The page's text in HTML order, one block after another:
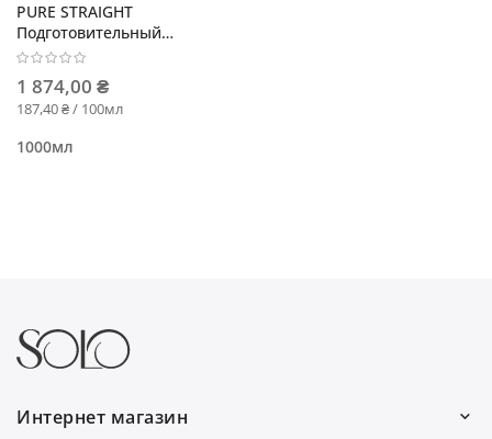
PURE STRAIGHT
Подготовительный
шампунь глубокого
1 874,00 ₴
187,40 ₴ / 100мл
1000мл
Интернет магазин